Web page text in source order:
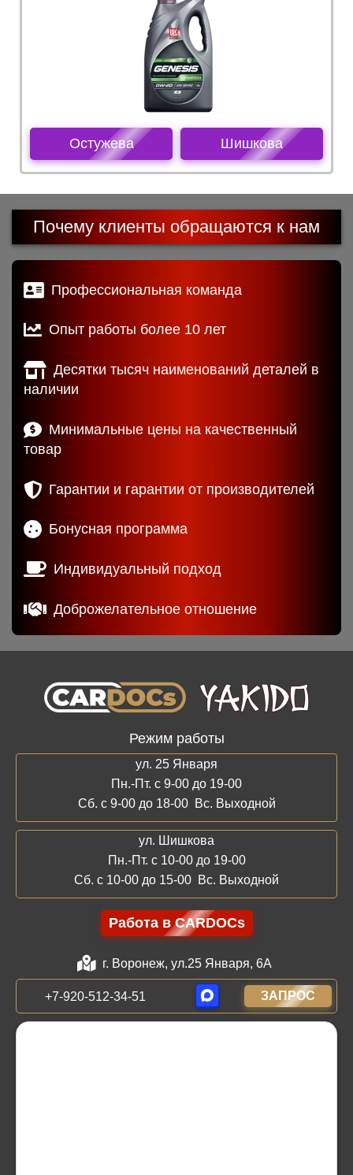
Остужева Шишкова
Почему клиенты обращаются к нам
Профессиональная команда
Опыт работы более 10 лет
Десятки тысяч наименований деталей в
наличии
Минимальные цены на качественный
товар
Гарантии и гарантии от производителей
Бонусная программа
Индивидуальный подход
Доброжелательное отношение
Режим работы
ул. 25 Января
Пн.-Пт. с 9-00 до 19-00
Сб. с 9-00 до 18-00 Вс. Выходной
ул. Шишкова
Пн.-Пт. с 10-00 до 19-00
Сб. с 10-00 до 15-00 Вс. Выходной
Работа в CARDOCs
г. Воронеж, ул.25 Января, 6А
+7-920-512-34-51 ЗАПРОС